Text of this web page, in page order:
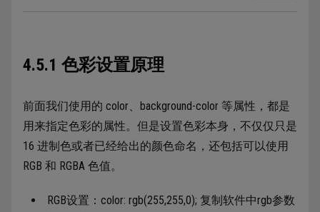
4.5.1 色彩设置原理
前面我们使用的 color、background-color 等属性，都是
用来指定色彩的属性。但是设置色彩本身，不仅仅只是
16 进制色或者已经给出的颜色命名，还包括可以使用
RGB 和 RGBA 色值。
RGB设置：color: rgb(255,255,0); 复制软件中rgb参数